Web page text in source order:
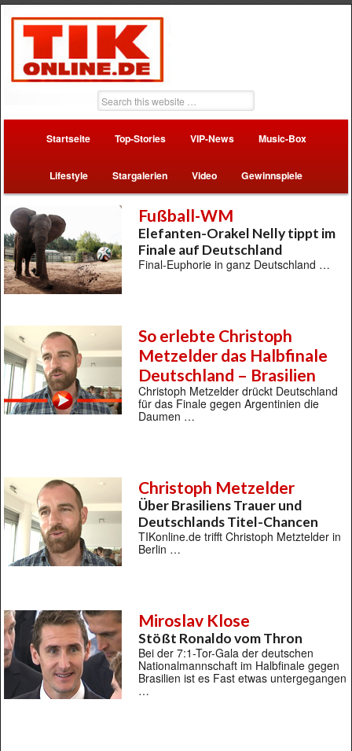
Startseite Top-Stories VIP-News Music-Box
Lifestyle Stargalerien Video Gewinnspiele
Fußball-WM
Elefanten-Orakel Nelly tippt im
Finale auf Deutschland
Final-Euphorie in ganz Deutschland …
So erlebte Christoph
Metzelder das Halbfinale
Deutschland – Brasilien
Christoph Metzelder drückt Deutschland
für das Finale gegen Argentinien die
Daumen …
Christoph Metzelder
Über Brasiliens Trauer und
Deutschlands Titel-Chancen
TIKonline.de trifft Christoph Metztelder in
Berlin …
Miroslav Klose
Stößt Ronaldo vom Thron
Bei der 7:1-Tor-Gala der deutschen
Nationalmannschaft im Halbfinale gegen
Brasilien ist es Fast etwas untergegangen
…